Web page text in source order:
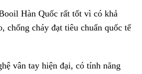
Hàn Quốc rất tốt vì có khả
chống cháy đạt tiêu chuẩn quốc tế
vân tay hiện đại, có tính năng